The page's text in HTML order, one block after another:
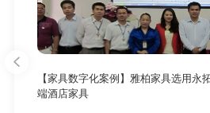
【家具数字化案例】雅柏家具选用永
端酒店家具